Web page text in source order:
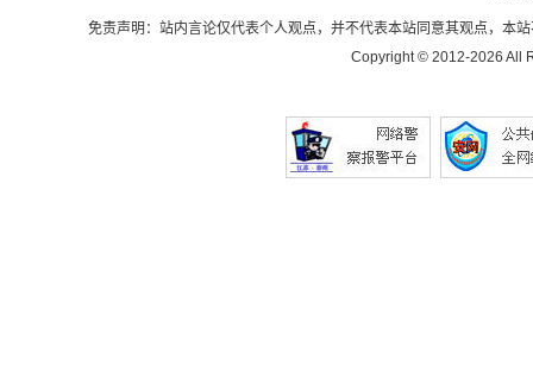
免责声明：站内言论仅代表个人观点，并不代表本站同意其观点，本
Copyright © 2012-2026 All